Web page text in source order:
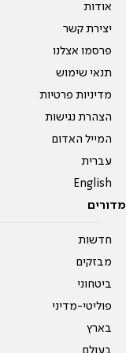
אודות
יצירת קשר
פרסמו אצלנו
תנאי שימוש
מדיניות פרטיות
הצהרת נגישות
המייל האדום
עברית
English
מדורים
חדשות
מבזקים
ביטחוני
פוליטי-מדיני
בארץ
בעולם